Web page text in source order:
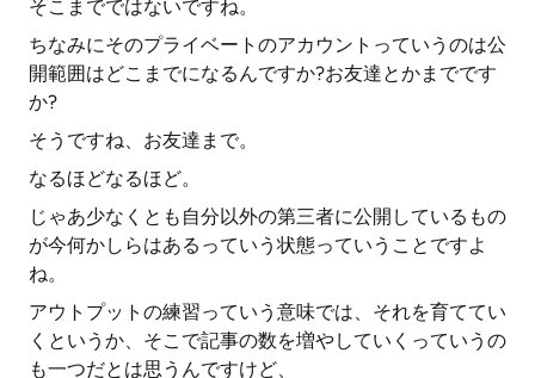
そこまでではないですね。
ちなみにそのプライベートのアカウントっていうのは公
開範囲はどこまでになるんですか?お友達とかまでです
か?
そうですね、お友達まで。
なるほどなるほど。
じゃあ少なくとも自分以外の第三者に公開しているもの
が今何かしらはあるっていう状態っていうことですよ
ね。
アウトプットの練習っていう意味では、それを育ててい
くというか、そこで記事の数を増やしていくっていうの
も一つだとは思うんですけど、